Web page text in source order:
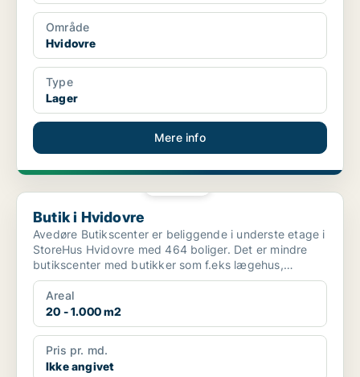
Område
Hvidovre
Type
Lager
Mere info
Butik i Hvidovre
Butik i Hvidovre
Avedøre Butikscenter er beliggende i underste etage i
StoreHus Hvidovre med 464 boliger. Det er mindre
butikscenter med butikker som f.eks lægehus,
fitnesc...
Areal
20 - 1.000 m2
Pris pr. md.
Ikke angivet